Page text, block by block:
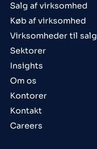
Salg af virksomhed
Køb af virksomhed
Virksomheder til salg
Sektorer
Insights
Om os
Kontorer
Kontakt
Careers